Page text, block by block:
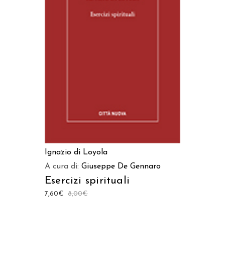
Ignazio di Loyola
A cura di: Giuseppe De Gennaro
Esercizi spirituali
8,00€
7,60€